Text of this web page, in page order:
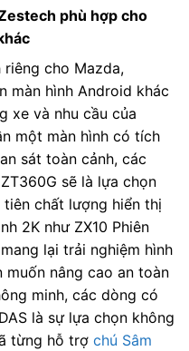
phù hợp cho
riêng cho Mazda,
màn hình Android khác
xe và nhu cầu của
một màn hình có tích
sát toàn cảnh, các
sẽ là lựa chọn
chất lượng hiển thị
2K như ZX10 Phiên
lại trải nghiệm hình
muốn nâng cao an toàn
minh, các dòng có
là sự lựa chọn không
từng hỗ trợ chú Sâm